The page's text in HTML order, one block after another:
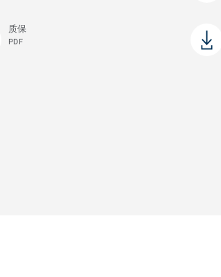
质保
PDF